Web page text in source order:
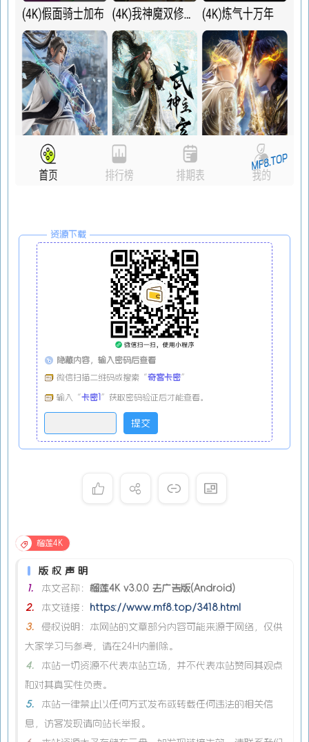
资源下载
隐藏内容，输入密码后查看
微信扫描二维码或搜索“奇客卡密”
输入“卡密1 ”获取密码验证后才能查看。
榴莲4K
版权声明
1.
本文名称： 榴莲4K v3.0.0 去广告版(Android)
2.
本文链接：
https://www.mf8.top/3418.html
3.
侵权说明：本网站的文章部分内容可能来源于网络，仅供
大家学习与参考，请在24H内删除。
4.
本站一切资源不代表本站立场，并不代表本站赞同其观点
和对其真实性负责。
5.
本站一律禁止以任何方式发布或转载任何违法的相关信
息，访客发现请向站长举报。